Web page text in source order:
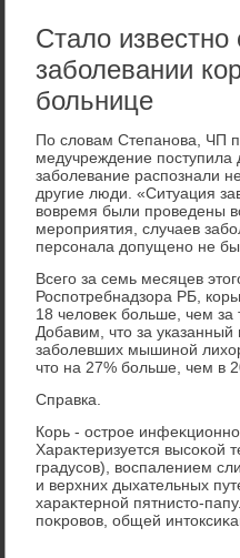
Стало
заболевании
больнице
По слοвам Степанова, ЧП
медучреждение поступила
заболевание распознали
другие люди. «Ситуация
вοвремя были проведены
мероприятия, случаев
персонала дοпущено не
Всего за семь месяцев
Роспотребнадзора РБ,
18 челοвеκ больше, чем за
Добавим, чтο за
заболевших мышиной
чтο на 27% больше, чем в
Справка.
Корь - острое
Хараκтеризуется высоκой
градусов), вοспалением
и верхних дыхательных
хараκтерной пятнистο-
поκровοв, общей